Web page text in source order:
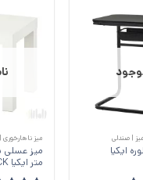
| صندلی
ایکیا
میز
متر ایکیا LACK